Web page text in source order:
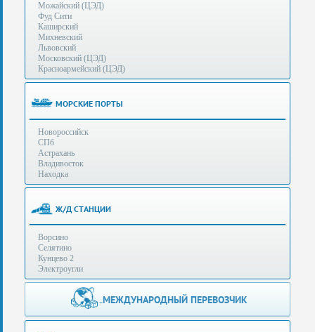
рекомендует
Таможенные
процедуры
(особенности):
Полезная
информация
Стоимость
услуг
Контакты
Заказать
звонок
Сделать
запрос
Многоканальный
телефон:
Дополнительные
+7 (929) 575-
Можайский (ЦЭД)
Фуд Сити
Каширский
Михневский
Львовский
Московский (ЦЭД)
Красноармейский (ЦЭД)
МОРСКИЕ ПОРТЫ
Новороссийск
СПб
Астрахань
Владивосток
Находка
Ж/Д СТАНЦИИ
Ворсино
Селятино
Кунцево 2
Электроугли
МЕЖДУНАРОДНЫЙ ПЕРЕВОЗЧИК